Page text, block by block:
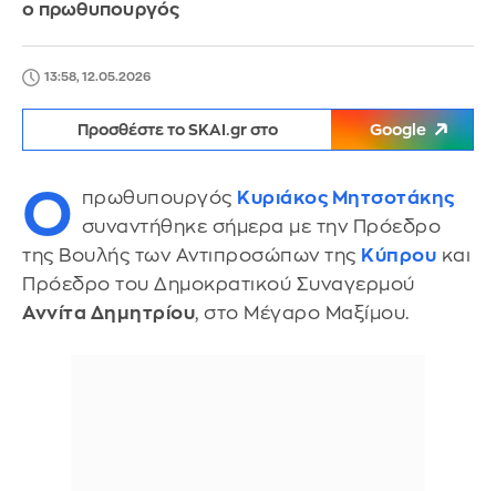
ο πρωθυπουργός
13:58, 12.05.2026
Προσθέστε το SKAI.gr στο Google
Ο πρωθυπουργός Κυριάκος Μητσοτάκης
συναντήθηκε σήμερα με την Πρόεδρο
της Βουλής των Αντιπροσώπων της Κύπρου και
Πρόεδρο του Δημοκρατικού Συναγερμού
Αννίτα Δημητρίου, στο Μέγαρο Μαξίμου.